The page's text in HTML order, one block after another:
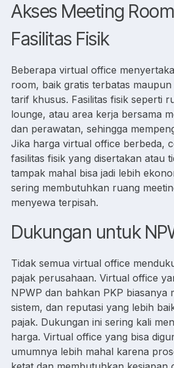
Akses Meeting
Fasilitas Fisik
Beberapa virtual office
room, baik gratis terbatas
tarif khusus. Fasilitas fisik seperti
lounge, atau area kerja bersama
dan perawatan, sehingga
Jika harga virtual office berbeda,
fasilitas fisik yang disertakan atau
tampak mahal bisa jadi lebih
sering membutuhkan ruang
menyewa terpisah.
Dukungan untuk
Tidak semua virtual office
pajak perusahaan. Virtual office
NPWP dan bahkan PKP biasanya
sistem, dan reputasi yang lebih
pajak. Dukungan ini sering kali
harga. Virtual office yang bisa
umumnya lebih mahal karena